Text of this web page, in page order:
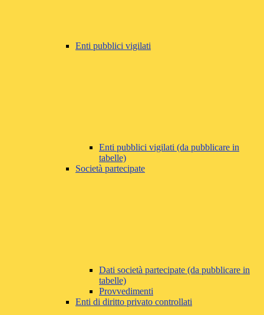
Enti pubblici vigilati
Enti pubblici vigilati (da pubblicare in
tabelle)
Società partecipate
Dati società partecipate (da pubblicare in
tabelle)
Provvedimenti
Enti di diritto privato controllati